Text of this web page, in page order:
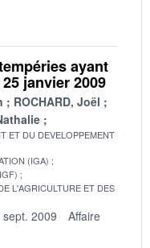
ayant
janvier 2009
ROCHARD, Joël
ET DU DEVELOPPEMENT
(IGA)
L'AGRICULTURE ET DES
2009
Affaire